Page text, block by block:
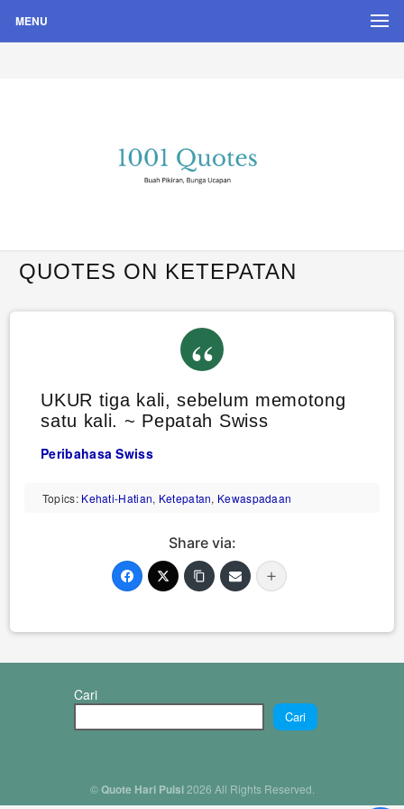
MENU
Quote Hari Puisi
QUOTES ON KETEPATAN
UKUR tiga kali, sebelum memotong
satu kali. ~ Pepatah Swiss
Peribahasa Swiss
Topics: Kehati-Hatian, Ketepatan, Kewaspadaan
Share via:
Cari
Cari
©Quote Hari Puisi2026 All Rights Reserved.